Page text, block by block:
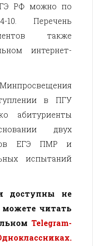
РФ можно по
10. Перечень
также
интернет-
в ПГУ
абитуриенты
двух
ЕГЭ ПМР и
испытаний
доступны не
читать
Telegram-